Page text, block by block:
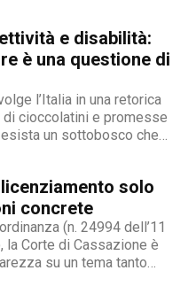
e come capo
magazine online.
Formula 1
successo Il 15
e disabilità:
è una questione di
l’Italia in una retorica
cioccolatini e promesse
un sottobosco che
né un dato di di fatto,
solo
concrete
(n. 24994 dell’11
la Corte di Cassazione è
su un tema tanto